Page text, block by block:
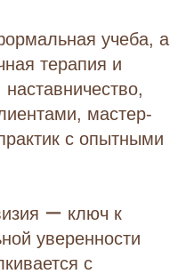
учеба, а
терапия и
мастер-
с опытными
ー ключ к
уверенности
с